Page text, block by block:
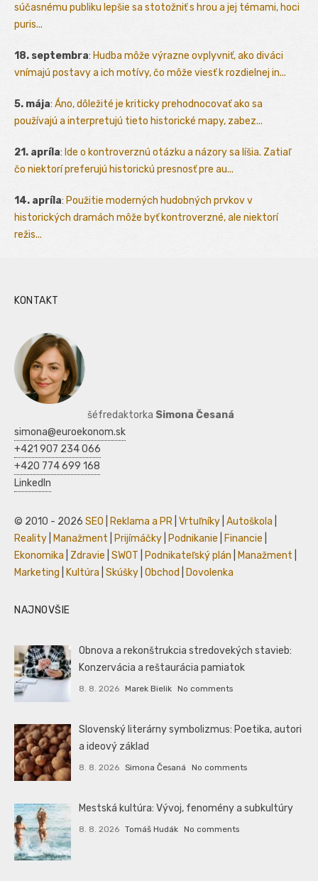
súčasnému publiku lepšie sa stotožniť s hrou a jej témami, hoci
puris...
18. septembra: Hudba môže výrazne ovplyvniť, ako diváci
vnímajú postavy a ich motívy, čo môže viesť k rozdielnej in...
5. mája: Áno, dôležité je kriticky prehodnocovať ako sa
používajú a interpretujú tieto historické mapy, zabez...
21. apríla: Ide o kontroverznú otázku a názory sa líšia. Zatiaľ
čo niektorí preferujú historickú presnosť pre au...
14. apríla: Použitie moderných hudobných prvkov v
historických dramách môže byť kontroverzné, ale niektorí
režis...
KONTAKT
šéfredaktorka Simona Česaná
simona@euroekonom.sk
+421 907 234 066
+420 774 699 168
LinkedIn
© 2010 - 2026 SEO Reklama a PR Vrtuľníky Autoškola
Reality
Manažment Prijímáčky Podnikanie Financie
Ekonomika
Zdravie SWOT Podnikateľský plán Manažment
Marketing
Kultúra Skúšky Obchod Dovolenka
NAJNOVŠIE
Obnova a rekonštrukcia stredovekých stavieb:
Konzervácia a reštaurácia pamiatok
8. 8. 2026 Marek Bielik No comments
Slovenský literárny symbolizmus: Poetika, autori
a ideový základ
8. 8. 2026 Simona Česaná No comments
Mestská kultúra: Vývoj, fenomény a subkultúry
8. 8. 2026 Tomáš Hudák No comments